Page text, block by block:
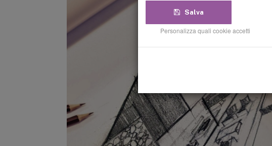
Salva
Personalizza quali cookie accetti